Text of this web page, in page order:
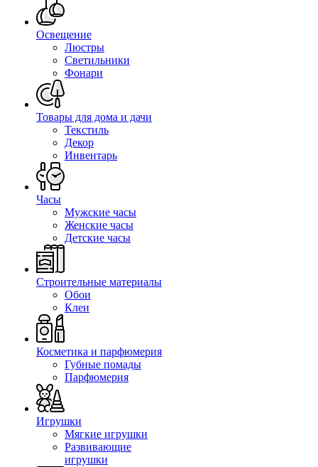
Освещение
Люстры
Светильники
Фонари
Товары для дома и дачи
Текстиль
Декор
Инвентарь
Часы
Мужские часы
Женские часы
Детские часы
Строительные материалы
Обои
Клеи
Косметика и парфюмерия
Губные помады
Парфюмерия
Игрушки
Мягкие игрушки
Развивающие
игрушки